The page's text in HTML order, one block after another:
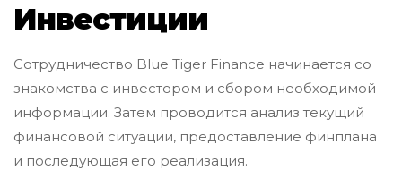
Инвестиции
Сотрудничество Blue Tiger Finance начинается со
знакомства с инвестором и сбором необходимой
информации. Затем проводится анализ текущий
финансовой ситуации, предоставление финплана
и последующая его реализация.